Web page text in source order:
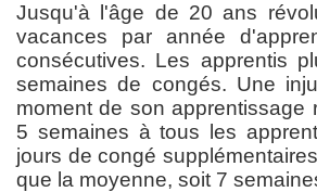
Jusqu'à l'âge de 20 ans
vacances par année
consécutives. Les apprentis
semaines de congés. Une
moment de son apprentissage
5 semaines à tous les
jours de congé
que la moyenne, soit 7